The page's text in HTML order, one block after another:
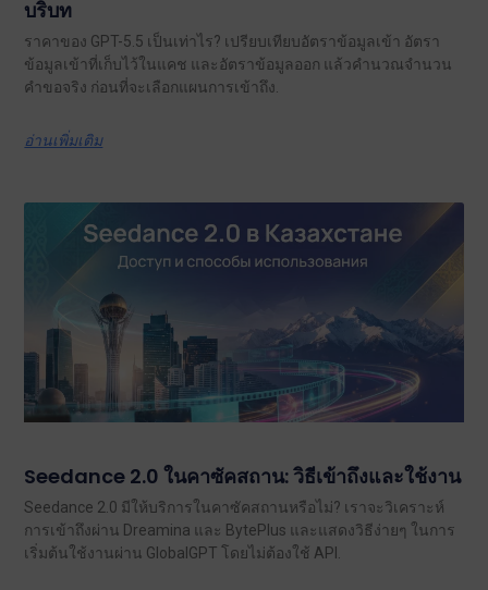
บริบท
ราคาของ GPT-5.5 เป็นเท่าไร? เปรียบเทียบอัตราข้อมูลเข้า อัตรา
ข้อมูลเข้าที่เก็บไว้ในแคช และอัตราข้อมูลออก แล้วคำนวณจำนวน
คำขอจริง ก่อนที่จะเลือกแผนการเข้าถึง.
อ่านเพิ่มเติม
Seedance 2.0 ในคาซัคสถาน: วิธีเข้าถึงและใช้งาน
Seedance 2.0 มีให้บริการในคาซัคสถานหรือไม่? เราจะวิเคราะห์
การเข้าถึงผ่าน Dreamina และ BytePlus และแสดงวิธีง่ายๆ ในการ
เริ่มต้นใช้งานผ่าน GlobalGPT โดยไม่ต้องใช้ API.